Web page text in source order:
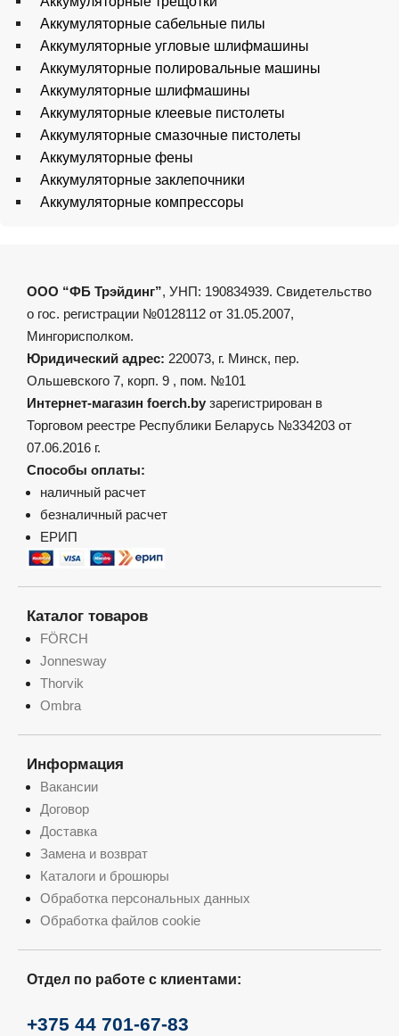
Аккумуляторные сабельные пилы
Аккумуляторные угловые шлифмашины
Аккумуляторные полировальные машины
Аккумуляторные шлифмашины
Аккумуляторные клеевые пистолеты
Аккумуляторные смазочные пистолеты
Аккумуляторные фены
Аккумуляторные заклепочники
Аккумуляторные компрессоры
ООО “ФБ Трэйдинг”, УНП: 190834939. Свидетельство
о гос. регистрации №0128112 от 31.05.2007,
Мингорисполком.
Юридический адрес: 220073, г. Минск, пер.
Ольшевского 7, корп. 9 , пом. №101
Интернет-магазин foerch.by зарегистрирован в
Торговом реестре Республики Беларусь №334203 от
07.06.2016 г.
Способы оплаты:
наличный расчет
безналичный расчет
ЕРИП
Каталог товаров
FÖRCH
Jonnesway
Thorvik
Ombra
Информация
Вакансии
Договор
Доставка
Замена и возврат
Каталоги и брошюры
Обработка персональных данных
Обработка файлов cookie
Отдел по работе с клиентами:
+375 44 701-67-83